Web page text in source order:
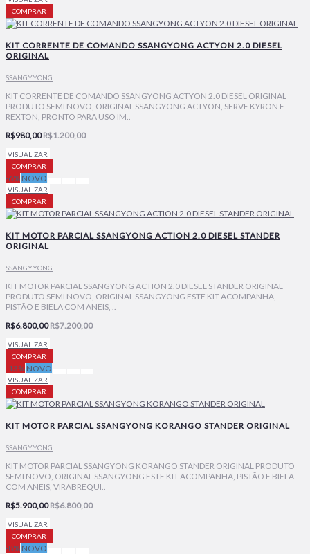
COMPRAR
KIT CORRENTE DE COMANDO SSANGYONG ACTYON 2.0 DIESEL
ORIGINAL
SSANGYYONG
KIT CORRENTE DE COMANDO SSANGYONG ACTYON 2.0 DIESEL ORIGINAL
PRODUTO SEMI NOVO, ORIGINAL SSANGYONG ACTYON, SERVE KYRON E
REXTON, PRONTO PARA USO IM..
R$980,00 R$1.200,00
VISUALIZAR
COMPRAR
-6% NOVO
VISUALIZAR
COMPRAR
KIT MOTOR PARCIAL SSANGYONG ACTION 2.0 DIESEL STANDER
ORIGINAL
SSANGYYONG
KIT MOTOR PARCIAL SSANGYONG ACTION 2.0 DIESEL STANDER ORIGINAL
PRODUTO SEMI NOVO, ORIGINAL SSANGYONG ESTE KIT ACOMPANHA,
PISTÃO E BIELA COM ANEIS, ..
R$6.800,00 R$7.200,00
VISUALIZAR
COMPRAR
-13% NOVO
VISUALIZAR
COMPRAR
KIT MOTOR PARCIAL SSANGYONG KORANGO STANDER ORIGINAL
SSANGYYONG
KIT MOTOR PARCIAL SSANGYONG KORANGO STANDER ORIGINAL PRODUTO
SEMI NOVO, ORIGINAL SSANGYONG ESTE KIT ACOMPANHA, PISTÃO E BIELA
COM ANEIS, VIRABREQUI..
R$5.900,00 R$6.800,00
VISUALIZAR
COMPRAR
-8% NOVO